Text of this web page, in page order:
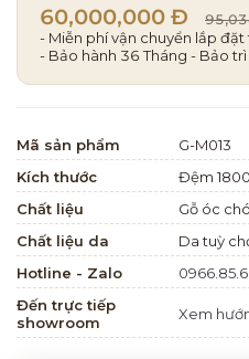
60,000,000 Đ
- Miễn phí vận chuyển lắp
- Bảo hành 36 Tháng - Bảo
Mã sản phẩm
G-M013
Kích thước
Đệm
Chất liệu
Gỗ óc
Chất liệu da
Da tuỳ
Hotline - Zalo
Đến trực tiếp
showroom
Xem